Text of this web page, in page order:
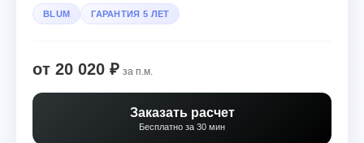
BLUM ГАРАНТИЯ 5 ЛЕТ
от 20 020 ₽ за п.м.
Заказать расчет
Бесплатно за 30 мин